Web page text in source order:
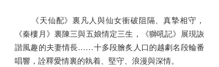
《天仙配》裏凡人與仙女衝破阻隔、真摯相守，
《秦樓月》裏陳三與五娘情定三生，《獅吼記》展現詼
諧風趣的夫妻情長……十多段膾炙人口的越劇名段輪番
唱響，詮釋愛情裏的執着、堅守、浪漫與深情。